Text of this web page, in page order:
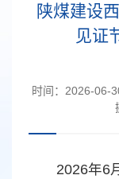
陕煤建设
见证
时间： 2026-06-
2026年6